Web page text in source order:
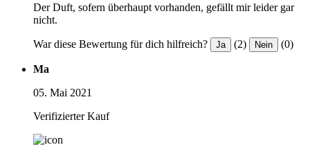
Der Duft, sofern überhaupt vorhanden, gefällt mir leider gar
nicht.
War diese Bewertung für dich hilfreich? Ja (2) Nein (0)
Ma
05. Mai 2021
Verifizierter Kauf